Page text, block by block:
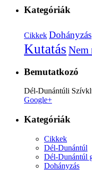
Kategóriák
Cikkek Dohányzás
Kutatás Nem
Bemutatkozó
Dél-Dunántúli
Google+
Kategóriák
Cikkek
Dél-Dunántúl
Dél-Dunántúl
Dohányzás